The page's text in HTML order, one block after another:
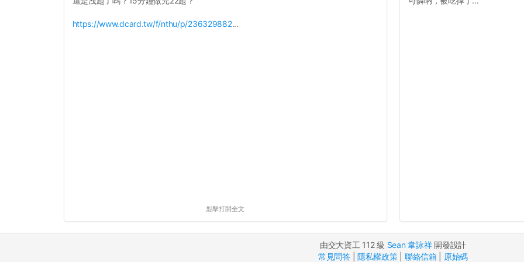
https://www.dcard.tw/f/nthu/p/236329882...
點擊打開全文
由交大資工 112 級 Sean 韋詠祥開發設計
常見問答|隱私權政策| 聯絡信箱| 原始碼